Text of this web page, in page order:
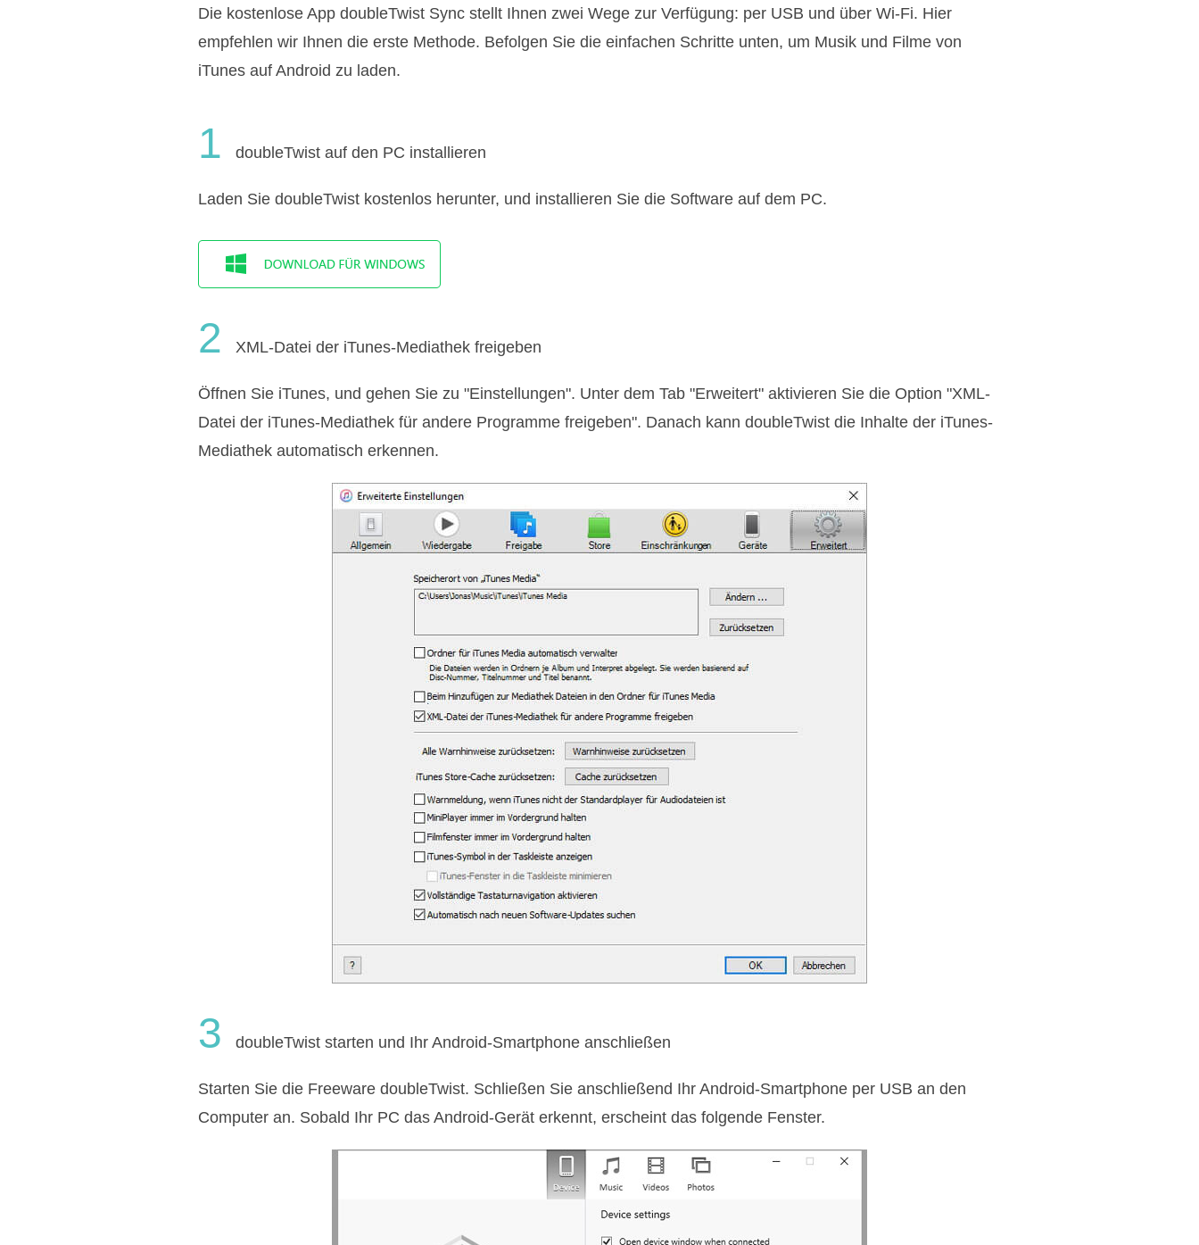
Die kostenlose App doubleTwist Sync stellt Ihnen zwei Wege zur Verfügung: per USB und über Wi-Fi. Hier
empfehlen wir Ihnen die erste Methode. Befolgen Sie die einfachen Schritte unten, um Musik und Filme von
iTunes auf Android zu laden.
1 doubleTwist auf den PC installieren
Laden Sie doubleTwist kostenlos herunter, und installieren Sie die Software auf dem PC.
2 XML-Datei der iTunes-Mediathek freigeben
Öffnen Sie iTunes, und gehen Sie zu "Einstellungen". Unter dem Tab "Erweitert" aktivieren Sie die Option "XML-
Datei der iTunes-Mediathek für andere Programme freigeben". Danach kann doubleTwist die Inhalte der iTunes-
Mediathek automatisch erkennen.
3 doubleTwist starten und Ihr Android-Smartphone anschließen
Starten Sie die Freeware doubleTwist. Schließen Sie anschließend Ihr Android-Smartphone per USB an den
Computer an. Sobald Ihr PC das Android-Gerät erkennt, erscheint das folgende Fenster.